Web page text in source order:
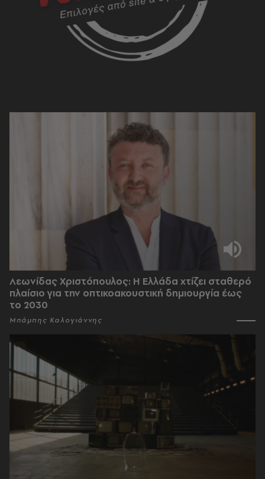
Λεωνίδας Χριστόπουλος: Η Ελλάδα χτίζει σταθερό
πλαίσιο για την οπτικοακουστική δημιουργία έως
το 2030
Μπάμπης Καλογιάννης